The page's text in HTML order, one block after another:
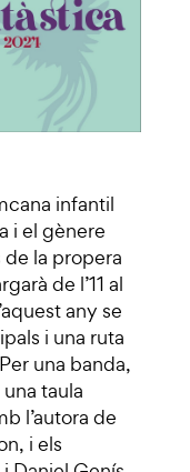
infantil
i el gènere
la propera
de l’11 al
any se
i una ruta
una banda,
taula
l’autora de
i els